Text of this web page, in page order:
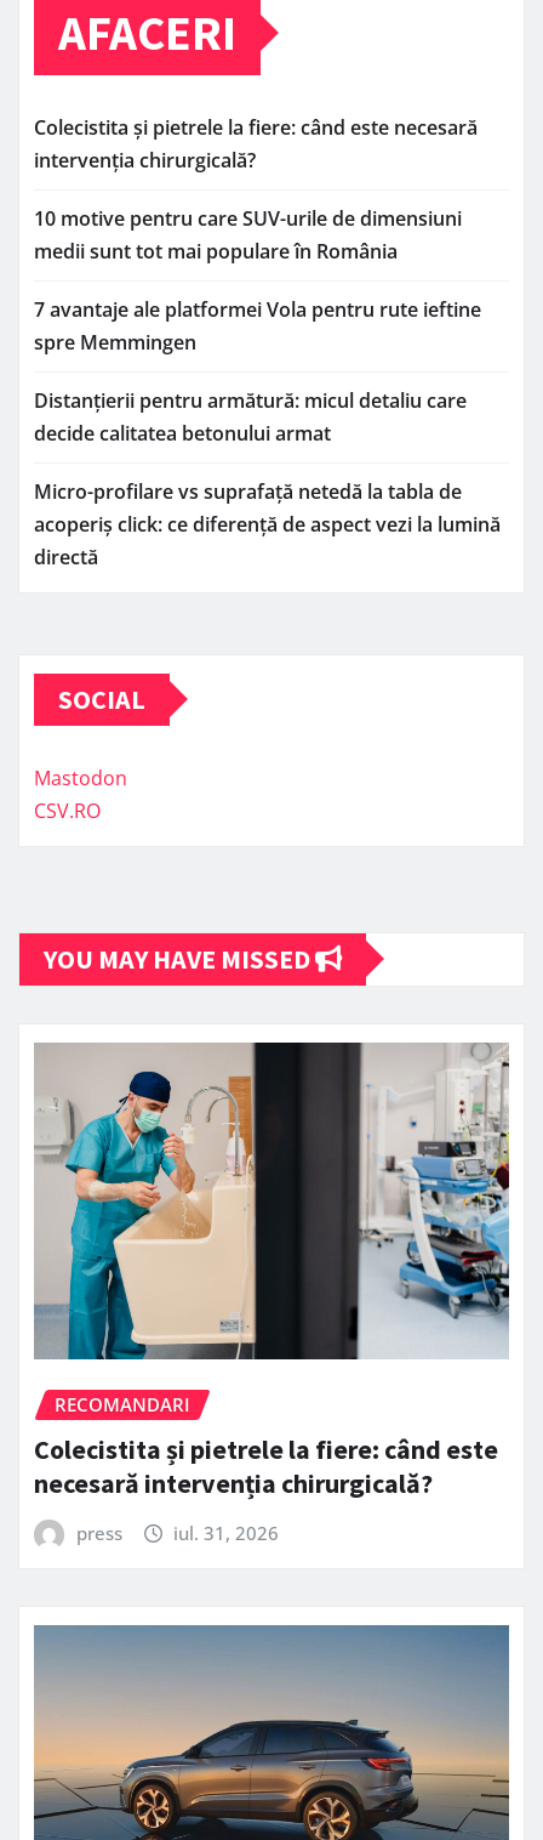
AFACERI
Colecistita și pietrele la fiere: când este necesară
intervenția chirurgicală?
10 motive pentru care SUV-urile de dimensiuni
medii sunt tot mai populare în România
7 avantaje ale platformei Vola pentru rute ieftine
spre Memmingen
Distanțierii pentru armătură: micul detaliu care
decide calitatea betonului armat
Micro-profilare vs suprafață netedă la tabla de
acoperiș click: ce diferență de aspect vezi la lumină
directă
SOCIAL
Mastodon
CSV.RO
YOU MAY HAVE MISSED
RECOMANDARI
Colecistita și pietrele la fiere: când este
necesară intervenția chirurgicală?
press iul. 31, 2026